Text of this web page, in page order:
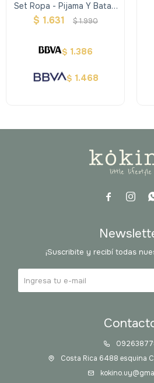
Set Ropa - Pijama Y Bata -
Our Generation
$ 1.631 $1.990
$ 1.386
$ 1.468
 
Costa Rica 6488 esquina
¡Suscribite y recibí todas